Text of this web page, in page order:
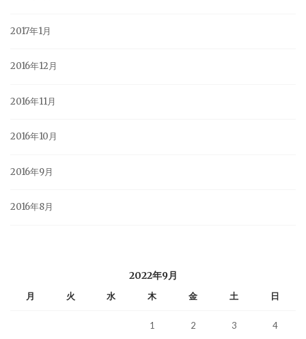
2017年1月
2016年12月
2016年11月
2016年10月
2016年9月
2016年8月
2022年9月
月 火 水 木 金 土 日
1 2 3 4